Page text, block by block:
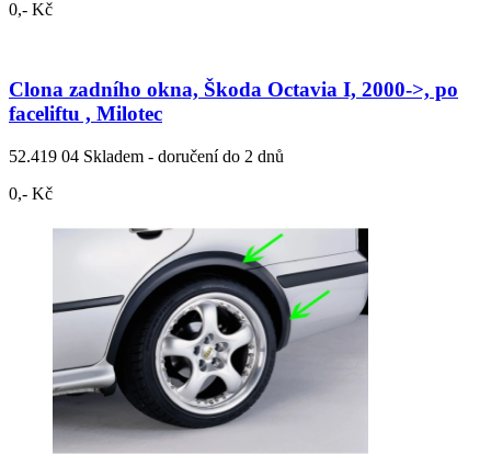
0,- Kč
Clona zadního okna, Škoda Octavia I, 2000->, po
faceliftu , Milotec
52.419 04 Skladem - doručení do 2 dnů
0,- Kč